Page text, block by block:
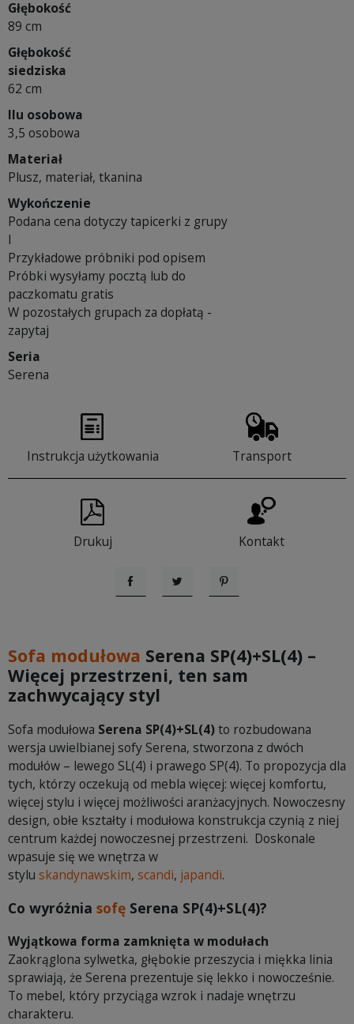
Głębokość
89 cm
Głębokość
siedziska
62 cm
Ilu osobowa
3,5 osobowa
Materiał
Plusz, materiał, tkanina
Wykończenie
Podana cena dotyczy tapicerki z grupy
I
Przykładowe próbniki pod opisem
Próbki wysyłamy pocztą lub do
paczkomatu gratis
W pozostałych grupach za dopłatą -
zapytaj
Seria
Serena
Instrukcja użytkowania Transport
Drukuj Kontakt
UdostępnijTweetujPinterest
Sofa modułowa Serena SP(4)+SL(4) –
Więcej przestrzeni, ten sam
zachwycający styl
Sofa modułowa Serena SP(4)+SL(4)to rozbudowana
wersja uwielbianej sofy Serena, stworzona z dwóch
modułów – lewego SL(4) i prawego SP(4). To propozycja dla
tych, którzy oczekują od mebla więcej: więcej komfortu,
więcej stylu i więcej możliwości aranżacyjnych. Nowoczesny
design, obłe kształty i modułowa konstrukcja czynią z niej
centrum każdej nowoczesnej przestrzeni. Doskonale
wpasuje się we wnętrza w
stylu skandynawskim, scandi, japandi.
Co wyróżnia sofę Serena SP(4)+SL(4)?
Wyjątkowa forma zamknięta w modułach
Zaokrąglona sylwetka, głębokie przeszycia i miękka linia
sprawiają, że Serena prezentuje się lekko i nowocześnie.
To mebel, który przyciąga wzrok i nadaje wnętrzu
charakteru.